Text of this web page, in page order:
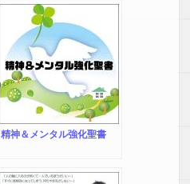
精神＆メンタル強化聖書